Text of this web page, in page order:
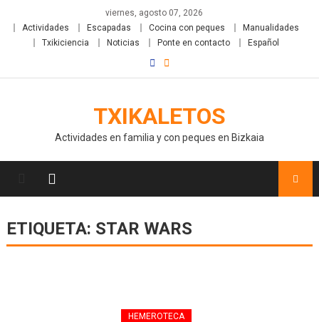
viernes, agosto 07, 2026
Actividades
Escapadas Cocina con peques
Manualidades
Txikiciencia
Noticias Ponte en contacto Español
TXIKALETOS
Actividades en familia y con peques en Bizkaia
ETIQUETA: STAR WARS
HEMEROTECA